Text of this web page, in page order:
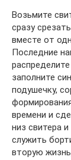
Возьмите
сразу
вместе от
Последние
заполните
подушечку,
времени и
низ свитера
служить
вторую